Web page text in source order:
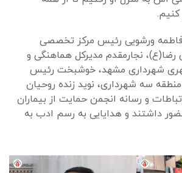
فاطمه ورشویی رئیس مرکز تخصصی
رضا(ع)، نجارمقدم مدیرکل هماهنگی و
شهرداری مشهد، خوشبخت رئیس
سه شهرداری، نوید زنده روحیان
و رسانه انجمن حمایت از بیماران
داشتند و هدایایی به رسم ادب به